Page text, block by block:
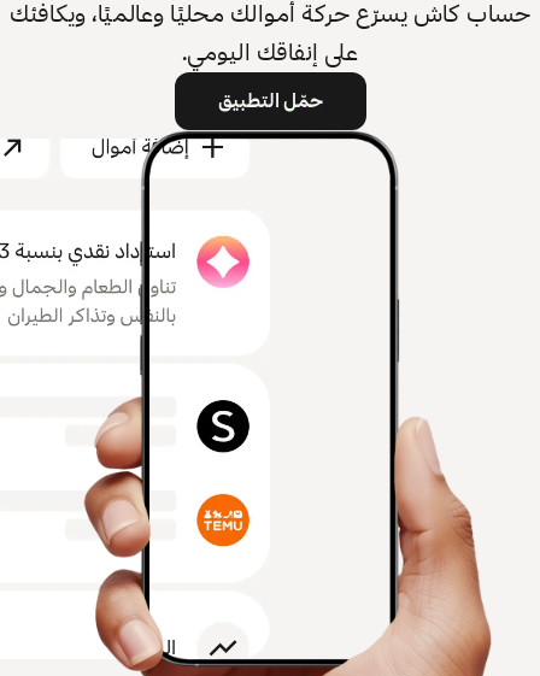
حساب كاش يسرّع حركة أموالك محليًا وعالميًا، ويكافئك
على إنفاقك اليومي.
حمّل التطبيق